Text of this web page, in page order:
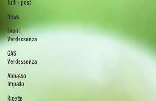
Tutti i post
News
Eventi
Verdessenza
GAS
Verdessenza
Abbasso
Impatto
Ricette